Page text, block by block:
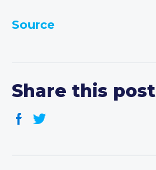
Source
Share this post